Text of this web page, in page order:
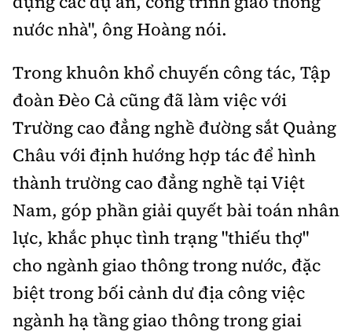
nướcnhà", ông Hoàng nói.
Trong khuôn khổ chuyến công tác, Tập
đoàn Đèo Cả cũng đã làm việc với
Trường cao đẳng nghề đường sắt Quảng
Châu với định hướng hợp tác để hình
thành trường cao đẳng nghề tại Việt
Nam, góp phần giải quyết bài toán nhân
lực, khắc phục tình trạng "thiếu thợ"
cho ngành giao thông trong nước, đặc
biệt trong bối cảnh dư địa công việc
ngành hạ tầng giao thông trong giai